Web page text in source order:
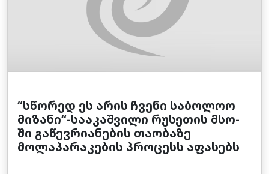
“სწორედ ეს არის ჩვენი საბოლოო
მიზანი“-სააკაშვილი რუსეთის მსო-
ში გაწევრიანების თაობაზე
მოლაპარაკების პროცესს აფასებს